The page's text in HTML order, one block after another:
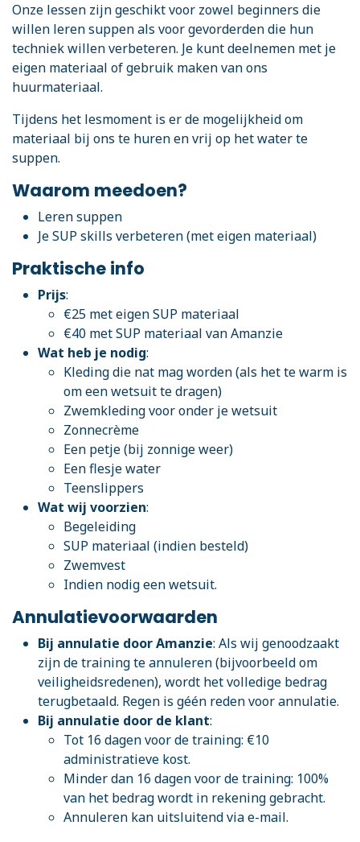
Onze lessen zijn geschikt voor zowel beginners die
willen leren suppen als voor gevorderden die hun
techniek willen verbeteren. Je kunt deelnemen met je
eigen materiaal of gebruik maken van ons
huurmateriaal.
Tijdens het lesmoment is er de mogelijkheid om
materiaal bij ons te huren en vrij op het water te
suppen.
Waarom meedoen?
Leren suppen
Je SUP skills verbeteren (met eigen materiaal)
Praktische info
Prijs:
€25 met eigen SUP materiaal
€40 met SUP materiaal van Amanzie
Wat heb je nodig:
Kleding die nat mag worden (als het te warm is
om een wetsuit te dragen)
Zwemkleding voor onder je wetsuit
Zonnecrème
Een petje (bij zonnige weer)
Een flesje water
Teenslippers
Wat wij voorzien:
Begeleiding
SUP materiaal (indien besteld)
Zwemvest
Indien nodig een wetsuit.
Annulatievoorwaarden
Bij annulatie door Amanzie: Als wij genoodzaakt
zijn de training te annuleren (bijvoorbeeld om
veiligheidsredenen), wordt het volledige bedrag
terugbetaald. Regen is géén reden voor annulatie.
Bij annulatie door de klant:
Tot 16 dagen voor de training: €10
administratieve kost.
Minder dan 16 dagen voor de training: 100%
van het bedrag wordt in rekening gebracht.
Annuleren kan uitsluitend via e-mail.